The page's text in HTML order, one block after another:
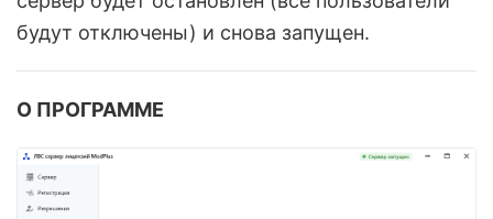
будут отключены) и снова запущен.
О ПРОГРАММЕ